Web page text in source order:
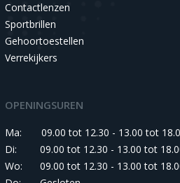
Contactlenzen
Sportbrillen
Gehoortoestellen
Verrekijkers
OPENINGSUREN
Ma:
09.00 tot 12.30 - 13.00 tot
Di:
09.00 tot 12.30 - 13.00 tot
Wo:
09.00 tot 12.30 - 13.00 tot